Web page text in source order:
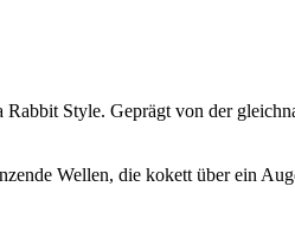
Style. Geprägt von der
Wellen, die kokett über ein